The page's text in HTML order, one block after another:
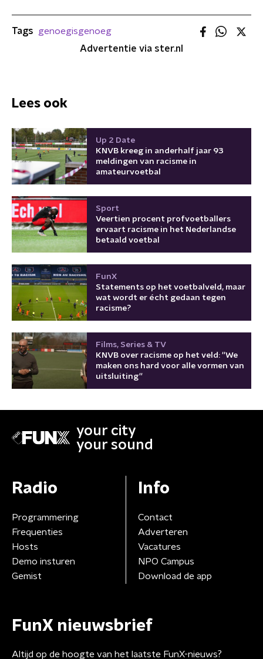
Tags
genoegisgenoeg
Advertentie via ster.nl
Lees ook
Up 2 Date
KNVB kreeg in anderhalf jaar 93
meldingen van racisme in
amateurvoetbal
Sport
Veertien procent profvoetballers
ervaart racisme in het Nederlandse
betaald voetbal
FunX
Statements op het voetbalveld, maar
wat wordt er écht gedaan tegen
racisme?
Films, Series & TV
KNVB over racisme op het veld: ''We
maken ons hard voor alle vormen van
uitsluiting''
your city
your sound
Radio
Programmering
Frequenties
Hosts
Demo insturen
Gemist
Info
Contact
Adverteren
Vacatures
NPO Campus
Download de app
FunX nieuwsbrief
Altijd op de hoogte van het laatste FunX-nieuws?